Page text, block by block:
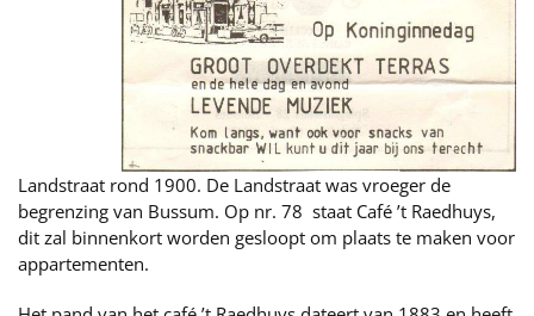
Landstraat rond 1900. De Landstraat was vroeger de
begrenzing van Bussum. Op nr. 78 staat Café ’t Raedhuys,
dit zal binnenkort worden gesloopt om plaats te maken voor
appartementen.